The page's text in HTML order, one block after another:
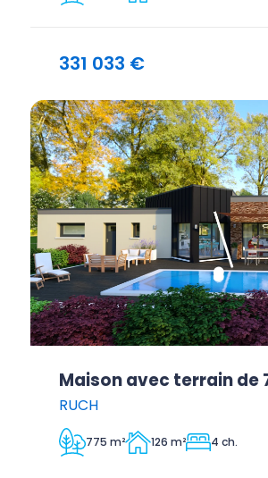
331 033 €
Maison avec terrain de
RUCH
775 m² 126 m² 4 ch.